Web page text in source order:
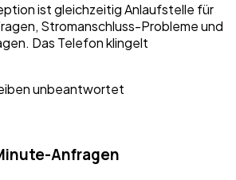
ist gleichzeitig Anlaufstelle für
Stromanschluss-Probleme und
Das Telefon klingelt
unbeantwortet
Anfragen